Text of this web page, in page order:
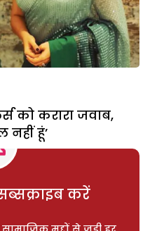
को करारा जवाब,
नहीं हूं’
करें